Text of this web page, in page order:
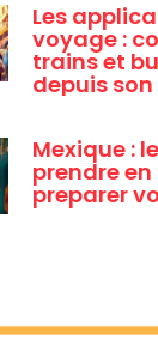
Les
voyage :
trains et
depuis
Mexique :
prendre
preparer